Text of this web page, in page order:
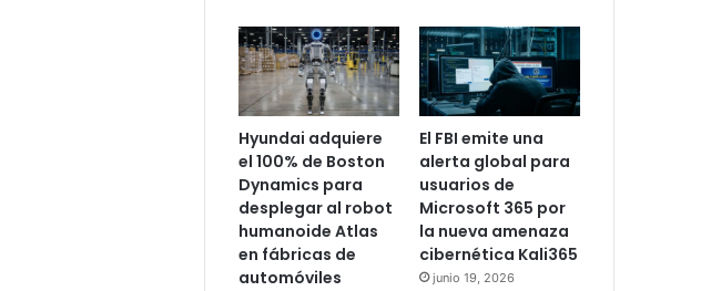
Hyundai adquiere
el 100% de Boston
Dynamics para
desplegar al robot
humanoide Atlas
en fábricas de
automóviles
El FBI emite una
alerta global para
usuarios de
Microsoft 365 por
la nueva amenaza
cibernética Kali365
junio 19, 2026